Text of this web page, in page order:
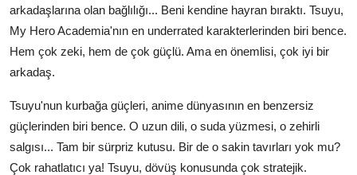
arkadaşlarına olan bağlılığı... Beni kendine hayran bıraktı. Tsuyu,
My Hero Academia'nın en underrated karakterlerinden biri bence.
Hem çok zeki, hem de çok güçlü. Ama en önemlisi, çok iyi bir
arkadaş.
Tsuyu'nun kurbağa güçleri, anime dünyasının en benzersiz
güçlerinden biri bence. O uzun dili, o suda yüzmesi, o zehirli
salgısı... Tam bir sürpriz kutusu. Bir de o sakin tavırları yok mu?
Çok rahatlatıcı ya! Tsuyu, dövüş konusunda çok stratejik.